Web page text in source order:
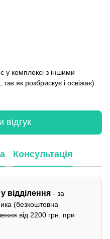
у комплексі з іншими
як розбрискує і освіжає)
відгук
Консультація
відділення - за
(безкоштовна
від 2200 грн. при